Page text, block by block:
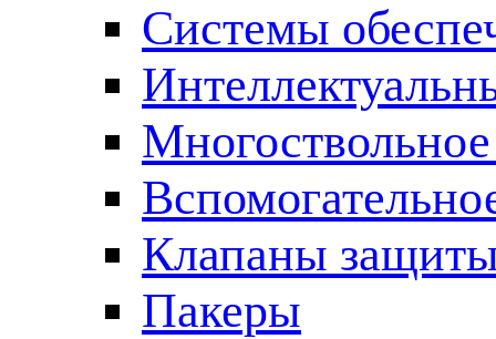
Cистемы
Клапаны
Пакеры